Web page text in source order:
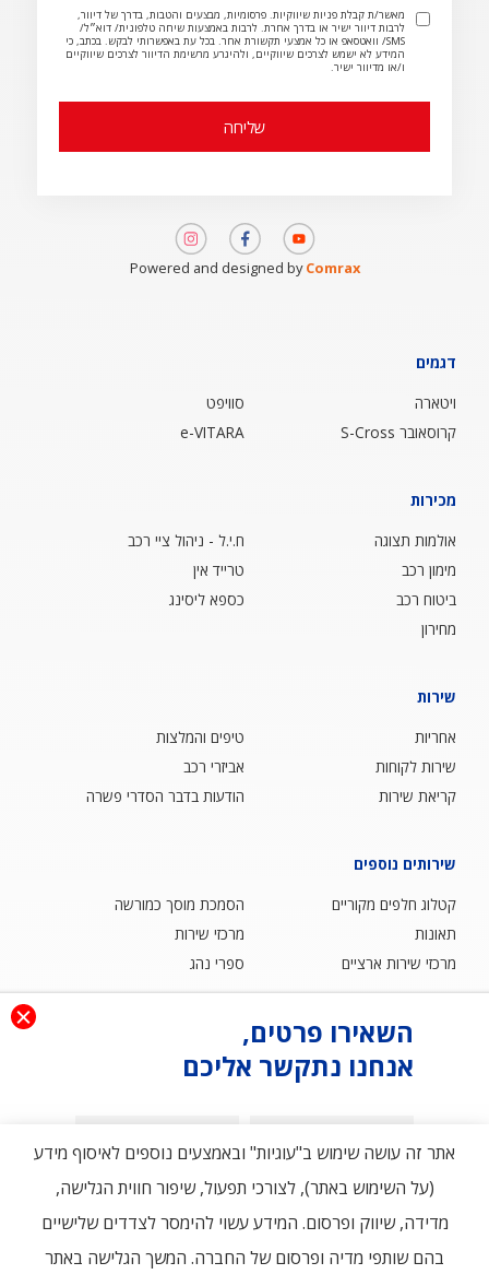
דגמים
ויטארה
סוויפט
קרוסאובר S-Cross
e-VITARA
מכירות
אולמות תצוגה
ח.י.ל - ניהול ציי רכב
מימון רכב
טרייד אין
ביטוח רכב
כספא ליסינג
מחירון
שירות
אחריות
טיפים והמלצות
שירות לקוחות
אביזרי רכב
קריאת שירות
הודעות בדבר הסדרי פשרה
שירותים נוספים
קטלוג חלפים מקוריים
הסמכת מוסך כמורשה
תאונות
מרכזי שירות
מרכזי שירות ארציים
ספרי נהג
שאלות ותשובות
צור קשר
מאשר/ת קבלת פניות שיווקיות. פרסומיות, מבצעים והטבות, בדרך של דיוור,
לרבות דיוור ישיר או בדרך אחרת. לרבות באמצעות שיחה טלפונית/ דוא״ל/
SMS/ וואטסאפ או כל אמצעי תקשורת אחר. בכל עת באפשרותי לבקש. בכתב, כי
המידע לא ישמש לצרכים שיווקיים, ולהיגרע מרשימת הדיוור לצרכים שיווקיים
ו/או מדיוור ישיר.
תמונה תמונה
תמונה
Powered and designed byComrax
אתר זה עושה שימוש ב"עוגיות" ובאמצעים נוספים לאיסוף מידע
(על השימוש באתר), לצורכי תפעול, שיפור חווית הגלישה,
מדידה, שיווק ופרסום. המידע עשוי להימסר לצדדים שלישיים
בהם שותפי מדיה ופרסום של החברה. המשך הגלישה באתר
השאירו פרטים,
אנחנו נתקשר אליכם
טלפון
דוא"ל